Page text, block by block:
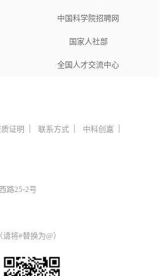
中国科学院招聘网
国家人社部
全国人才交流中心
证明 联系方式
中科创嘉
路25-2号
将#替换为@）